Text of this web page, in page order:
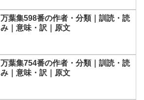
万葉集598番の作者・分類｜訓読・読
み｜意味・訳｜原文
万葉集754番の作者・分類｜訓読・読
み｜意味・訳｜原文